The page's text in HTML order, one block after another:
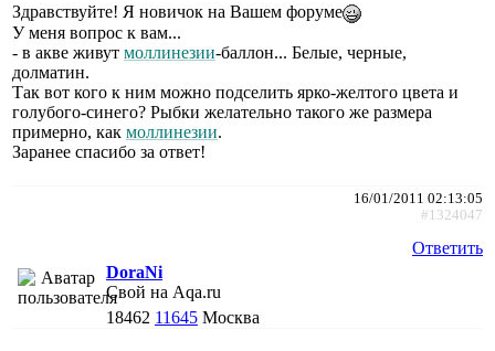
Здравствуйте! Я новичок на Вашем форуме
У меня вопрос к вам...
- в акве живут моллинезии-баллон... Белые, черные,
долматин.
Так вот кого к ним можно подселить ярко-желтого цвета и
голубого-синего? Рыбки желательно такого же размера
примерно, как моллинезии.
Заранее спасибо за ответ!
16/01/2011 02:13:05
#1324047
Ответить
DoraNi
Свой на Aqa.ru
18462 11645 Москва